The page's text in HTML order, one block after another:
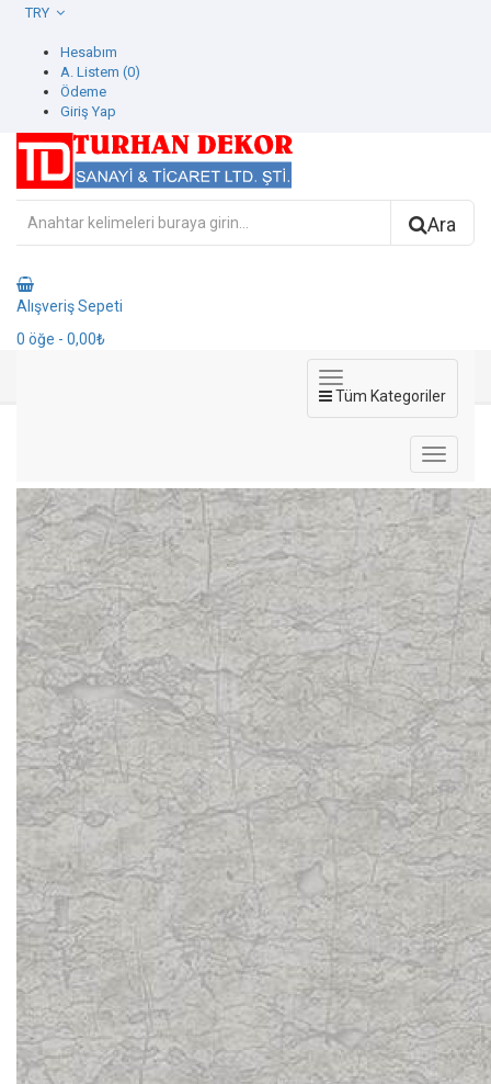
Hesabım
A. Listem (0)
Ödeme
Giriş Yap
Ara
Alışveriş Sepeti
0 öğe - 0,00₺
Tüm Kategoriler